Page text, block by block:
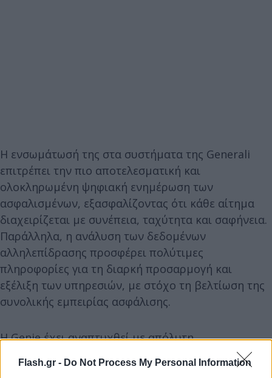
Flash.gr - Do Not Process My Personal Information
Η ενσωμάτωσή της στα συστήματα της Generali
επιτρέπει την πιο αποτελεσματική και
ολοκληρωμένη ψηφιακή ενημέρωση των
ασφαλισμένων, εξασφαλίζοντας ότι κάθε αίτημα
διαχειρίζεται με συνέπεια, ταχύτητα και σαφήνεια.
Παράλληλα, η ανάλυση των δεδομένων
αλληλεπίδρασης προσφέρει πολύτιμες
πληροφορίες για τη διαρκή προσαρμογή και
εξέλιξη των υπηρεσιών, με στόχο τη βελτίωση της
συνολικής εμπειρίας ασφάλισης.
Η Genie έχει αναπτυχθεί με απόλυτη
προτεραιότητα στην εμπιστευτικότητα και την
προστασία των προσωπικών δεδομένων.